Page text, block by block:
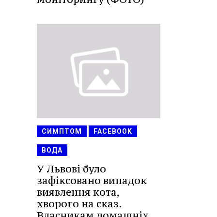
СИМПТОМ FACEBOOK
ВОДА
У Львові було
зафіксовано випадок
виявлення кота,
хворого на сказ.